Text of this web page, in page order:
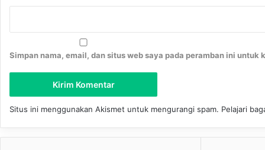
Simpan nama, email, dan situs web saya pada peramban ini untuk
Situs ini menggunakan Akismet untuk mengurangi spam. Pelajari